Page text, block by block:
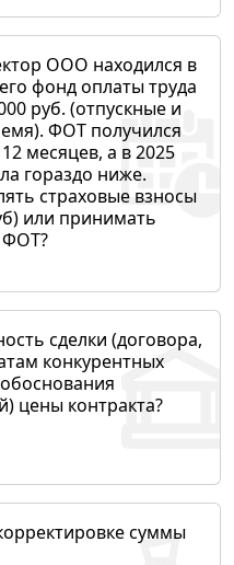
ООО находился в
фонд оплаты труда
руб. (отпускные и
ФОТ получился
месяцев, а в 2025
гораздо ниже.
страховые взносы
или принимать
ФОТ?
сделки (договора,
конкурентных
цены контракта?
суммы